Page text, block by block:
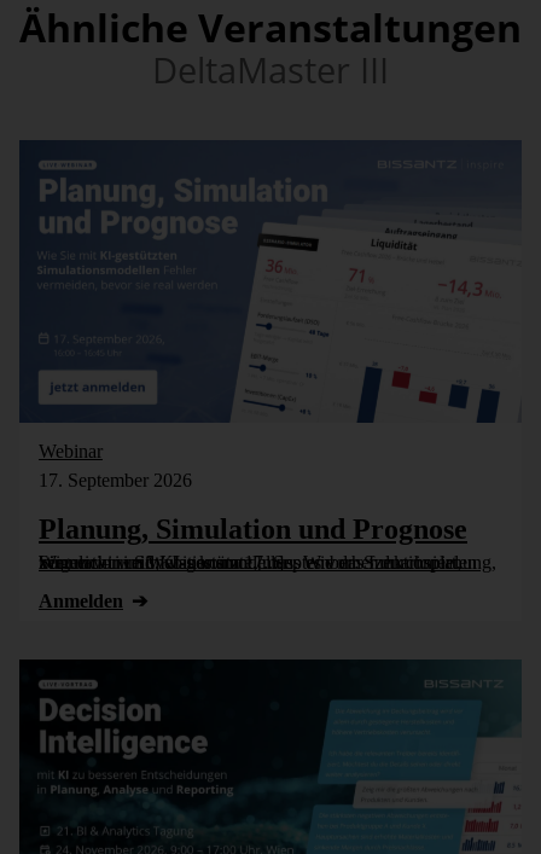
Ähnliche Veranstaltungen
DeltaMaster III
Webinar
17. September 2026
Planung, Simulation und Prognose
Wer nicht weiß, was kommt, muss es vorher durchspielen können – in Simulationsmodellen. Wie das funktioniert, zeigen wir im Webinar am 17. September: Szenarioplanung, Simulation und KI-gestützte [...]
Anmelden